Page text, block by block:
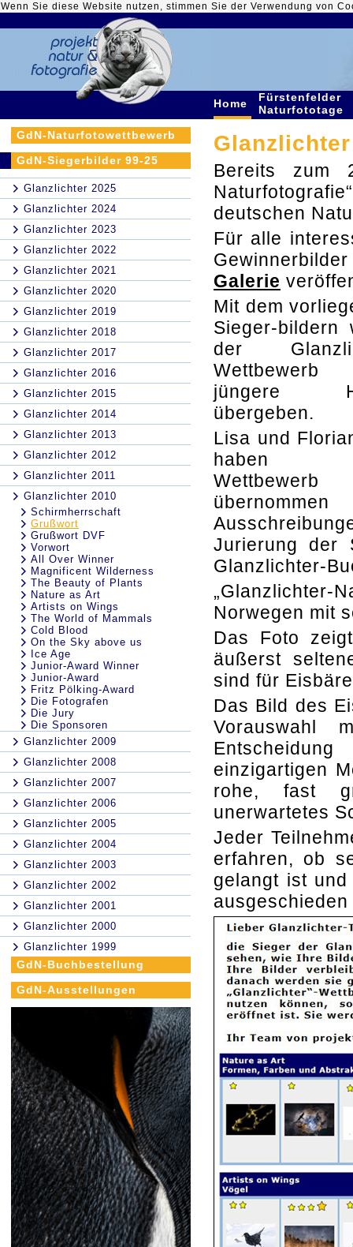
Wenn Sie diese Website nutzen, stimmen Sie der Verwendung von
Home
Fürstenfelder
Naturfototage
GdN-Naturfotowettbewerb
GdN-Siegerbilder 99-25
Glanzlichter 2025
Glanzlichter 2024
Glanzlichter 2023
Glanzlichter 2022
Glanzlichter 2021
Glanzlichter 2020
Glanzlichter 2019
Glanzlichter 2018
Glanzlichter 2017
Glanzlichter 2016
Glanzlichter 2015
Glanzlichter 2014
Glanzlichter 2013
Glanzlichter 2012
Glanzlichter 2011
Glanzlichter 2010
Schirmherrschaft
Grußwort
Grußwort DVF
Vorwort
All Over Winner
Magnificent Wilderness
The Beauty of Plants
Nature as Art
Artists on Wings
The World of Mammals
Cold Blood
On the Sky above us
Ice Age
Junior-Award Winner
Junior-Award
Fritz Pölking-Award
Die Fotografen
Die Jury
Die Sponsoren
Glanzlichter 2009
Glanzlichter 2008
Glanzlichter 2007
Glanzlichter 2006
Glanzlichter 2005
Glanzlichter 2004
Glanzlichter 2003
Glanzlichter 2002
Glanzlichter 2001
Glanzlichter 2000
Glanzlichter 1999
GdN-Buchbestellung
GdN-Ausstellungen
Bereits zum
deutschen
Für alle
Galerie
Mit dem
Sieger-bildern
der
jüngere
übergeben.
Lisa und
haben
Wettbewerb
Jurierung der
Glanzlichter-
Norwegen mit
Das Foto
äußerst
sind für
Das Bild des
einzigartigen
rohe, fast
unerwartetes
Jeder
erfahren, ob
gelangt ist
ausgeschieden